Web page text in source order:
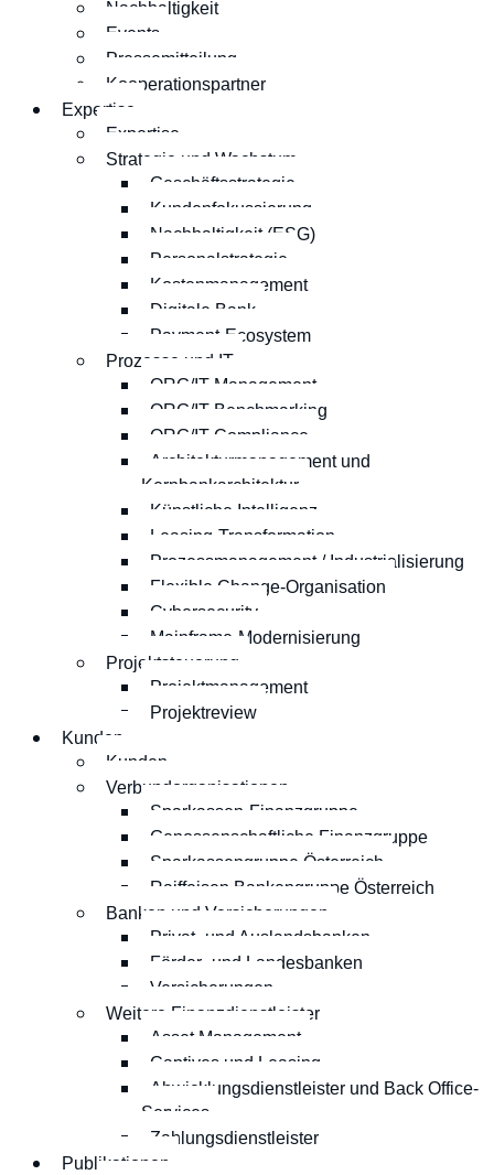
Nachhaltigkeit
Events
Pressemitteilung
Kooperationspartner
Expertise
Expertise
Strategie und Wachstum
Geschäftsstrategie
Kundenfokussierung
Nachhaltigkeit (ESG)
Personalstrategie
Kostenmanagement
Digitale Bank
Payment-Ecosystem
Prozesse und IT
ORG/IT-Management
ORG/IT-Benchmarking
ORG/IT-Compliance
Architekturmanagement und
Kernbankarchitektur
Künstliche Intelligenz
Leasing-Transformation
Prozessmanagement / Industrialisierung
Flexible Change-Organisation
Cybersecurity
Mainframe-Modernisierung
Projektsteuerung
Projektmanagement
Projektreview
Kunden
Kunden
Verbundorganisationen
Sparkassen-Finanzgruppe
Genossenschaftliche Finanzgruppe
Sparkassengruppe Österreich
Raiffeisen Bankengruppe Österreich
Banken und Versicherungen
Privat- und Auslandsbanken
Förder- und Landesbanken
Versicherungen
Weitere Finanzdienstleister
Asset Management
Captives und Leasing
Abwicklungsdienstleister und Back Office-
Services
Zahlungsdienstleister
Publikationen